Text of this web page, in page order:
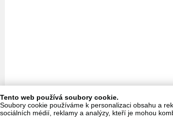
Tento web používá soubory cookie.
Soubory cookie používáme k personalizaci obsahu a
sociálních médií, reklamy a analýzy, kteří je mohou